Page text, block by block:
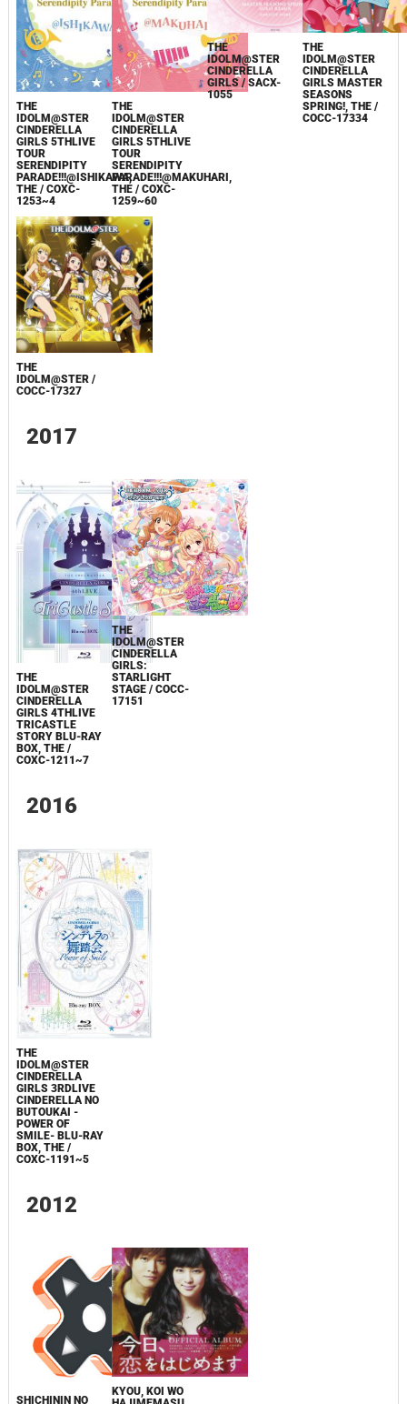
THE
IDOLM@STER
CINDERELLA
GIRLS 5THLIVE
TOUR
SERENDIPITY
PARADE!!!@ISHIKAWA,
THE / COXC-
1253~4
THE
IDOLM@STER
CINDERELLA
GIRLS 5THLIVE
TOUR
SERENDIPITY
PARADE!!!@MAKUHARI,
THE / COXC-
1259~60
THE
IDOLM@STER
CINDERELLA
GIRLS / SACX-
1055
THE
IDOLM@STER
CINDERELLA
GIRLS MASTER
SEASONS
SPRING!, THE /
COCC-17334
THE
IDOLM@STER /
COCC-17327
2017
THE
IDOLM@STER
CINDERELLA
GIRLS 4THLIVE
TRICASTLE
STORY BLU-RAY
BOX, THE /
COXC-1211~7
THE
IDOLM@STER
CINDERELLA
GIRLS:
STARLIGHT
STAGE / COCC-
17151
2016
THE
IDOLM@STER
CINDERELLA
GIRLS 3RDLIVE
CINDERELLA NO
BUTOUKAI -
POWER OF
SMILE- BLU-RAY
BOX, THE /
COXC-1191~5
2012
SHICHININ NO
KYOU, KOI WO